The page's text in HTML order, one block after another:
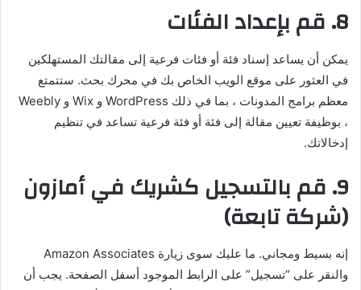
8. قم بإعداد الفئات
يمكن أن يساعد إسناد فئة أو فئات فرعية إلى مقالتك المستهلكين
في العثور على موقع الويب الخاص بك في محرك بحث. ستتمتع
معظم برامج المدونات ، بما في ذلك WordPress و Wix و Weebly
، بوظيفة تعيين مقالة إلى فئة أو فئة فرعية تساعد في تنظيم
إدخالاتك.
9. قم بالتسجيل كشريك في أمازون
(شركة تابعة)
إنه بسيط ومجاني. ما عليك سوى زيارة Amazon Associates
والنقر على “تسجيل” على الرابط الموجود أسفل الصفحة. يجب أن